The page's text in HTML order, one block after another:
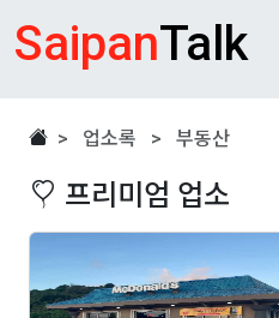
SaipanTalk
> 업소록 > 부동산
프리미엄 업소